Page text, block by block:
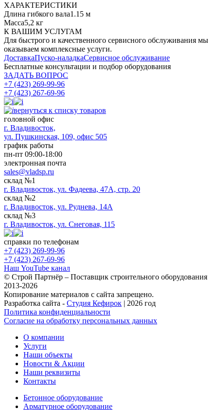
ХАРАКТЕРИСТИКИ
Длина гибкого вала1.15 м
Масса5,2 кг
К ВАШИМ УСЛУГАМ
Для быстрого и качественного сервисного обслуживания мы
оказываем комплексные услуги.
ДоставкаПуско-наладкаСервисное обслуживание
Бесплатные консультации и подбор оборудования
ЗАДАТЬ ВОПРОС
+7 (423) 269-99-96
+7 (423) 267-69-96
вернуться к списку товаров
головной офис
​г. Владивосток,
ул. Пушкинская, 109, офис 505
график работы
пн-пт 09:00-18:00
электронная почта
sales@vladsp.ru
склад №1
г. Владивосток, ул. Фадеева, 47А, стр. 20
склад №2
г. Владивосток, ул. Руднева, 14А
склад №3
г. Владивосток, ул. Снеговая, 115
справки по телефонам
+7 (423) 269-99-96
+7 (423) 267-69-96
Наш YouTube канал
© Строй Партнёр – Поставщик строительного оборудования
2013-2026
Копирование материалов с сайта запрещено.
Разработка сайта - Студия Кефирок | 2026 год
Политика конфиденциальности
Согласие на обработку персональных данных
О компании
Услуги
Наши объекты
Новости & Акции
Наши реквизиты
Контакты
Бетонное оборудование
Арматурное оборудование